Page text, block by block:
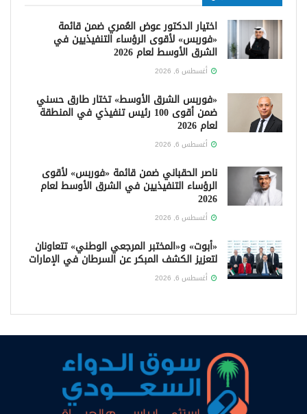
اختيار الدكتور عوض العُمري ضمن قائمة
«فوربس» لأقوى الرؤساء التنفيذيين في
الشرق الأوسط لعام 2026
أغسطس 6, 2026
«فوربس الشرق الأوسط» تختار طارق حسني
ضمن أقوى 100 رئيس تنفيذي في المنطقة
لعام 2026
أغسطس 6, 2026
ناصر الحقباني ضمن قائمة «فوربس» لأقوى
الرؤساء التنفيذيين في الشرق الأوسط لعام
2026
أغسطس 6, 2026
«أبوت» و«المختبر المرجعي الوطني» تتعاونان
لتعزيز الكشف المبكر عن السرطان في الإمارات
أغسطس 6, 2026